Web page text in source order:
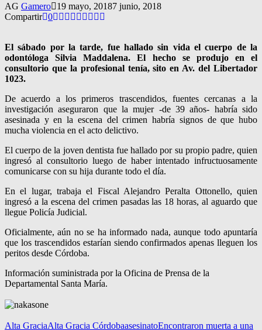
AG Gamero 19 mayo, 20187 junio, 2018
Compartir 0
El sábado por la tarde, fue hallado sin vida el cuerpo de la
odontóloga Silvia Maddalena. El hecho se produjo en el
consultorio que la profesional tenía, sito en Av. del Libertador
1023.
De acuerdo a los primeros trascendidos, fuentes cercanas a la
investigación aseguraron que la mujer -de 39 años- habría sido
asesinada y en la escena del crimen habría signos de que hubo
mucha violencia en el acto delictivo.
El cuerpo de la joven dentista fue hallado por su propio padre, quien
ingresó al consultorio luego de haber intentado infructuosamente
comunicarse con su hija durante todo el día.
En el lugar, trabaja el Fiscal Alejandro Peralta Ottonello, quien
ingresó a la escena del crimen pasadas las 18 horas, al aguardo que
llegue Policía Judicial.
Oficialmente, aún no se ha informado nada, aunque todo apuntaría
que los trascendidos estarían siendo confirmados apenas lleguen los
peritos desde Córdoba.
Información suministrada por la Oficina de Prensa de la
Departamental Santa María.
Alta GraciaAlta Gracia CórdobaasesinatoEncontraron muerta a una